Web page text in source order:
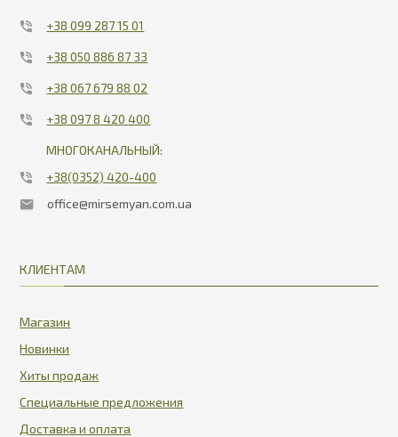
+38 099 287 15 01
+38 050 886 87 33
+38 067 679 88 02
+38 097 8 420 400
МНОГОКАНАЛЬНЫЙ:
+38(0352) 420-400
office@mirsemyan.com.ua
КЛИЕНТАМ
Магазин
Новинки
Хиты продаж
Специальные предложения
Доставка и оплата